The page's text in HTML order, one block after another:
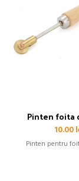
Pinten foita
10.00
Pinten pentru